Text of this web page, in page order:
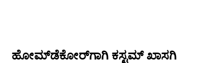
ಹೋಮ್‌ಡೆಕೋರ್‌ಗಾಗಿ ಕಸ್ಟಮ್ ಖಾಸಗಿ